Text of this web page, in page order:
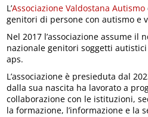
L’Associazione Valdostana Autismo
genitori di persone con autismo e
Nel 2017 l’associazione assume il
nazionale genitori soggetti autistici
aps.
L’associazione è presieduta dal
dalla sua nascita ha lavorato a
collaborazione con le istituzioni,
la formazione, l’informazione e la